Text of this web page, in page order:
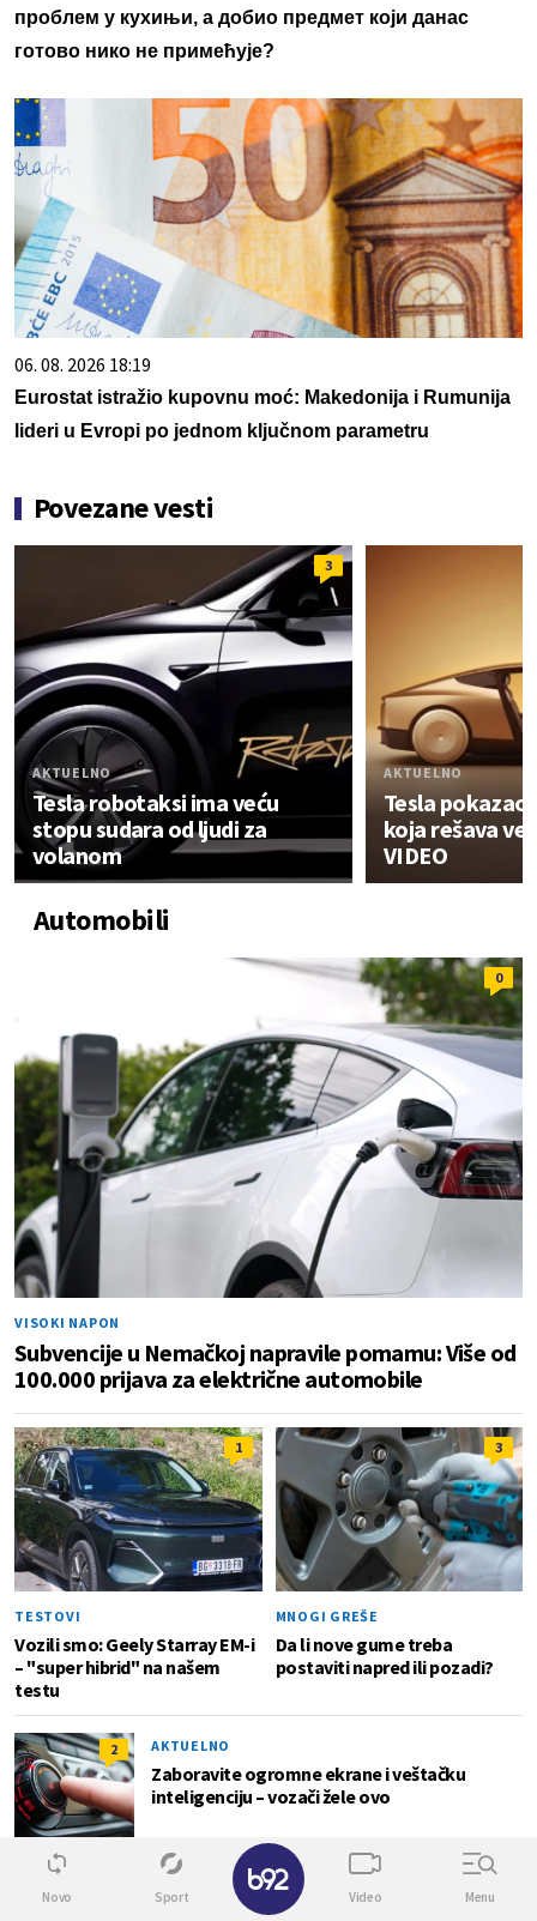
проблем у кухињи, а добио предмет који данас
готово нико не примећује?
06. 08. 2026 18:19
Eurostat istražio kupovnu moć: Makedonija i Rumunija
lideri u Evropi po jednom ključnom parametru
Povezane vesti
3
AKTUELNO
Tesla robotaksi ima veću
stopu sudara od ljudi za
volanom
AKTUELNO
Tesla pokazao
koja rešava
VIDEO
Automobili
0
VISOKI NAPON
Subvencije u Nemačkoj napravile pomamu: Više od
100.000 prijava za električne automobile
1
TESTOVI
Vozili smo: Geely Starray EM-i
– "super hibrid" na našem
testu
3
MNOGI GREŠE
Da li nove gume treba
postaviti napred ili pozadi?
2 AKTUELNO
Zaboravite ogromne ekrane i veštačku
inteligenciju – vozači žele ovo
ZANIMLJIVOSTI
Novo Sport Video Menu
✕